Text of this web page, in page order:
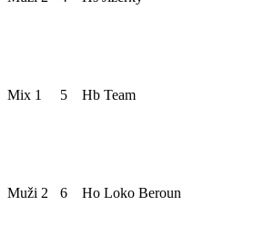
Mix 1 5 Hb Team
Muži 2 6 Ho Loko Beroun